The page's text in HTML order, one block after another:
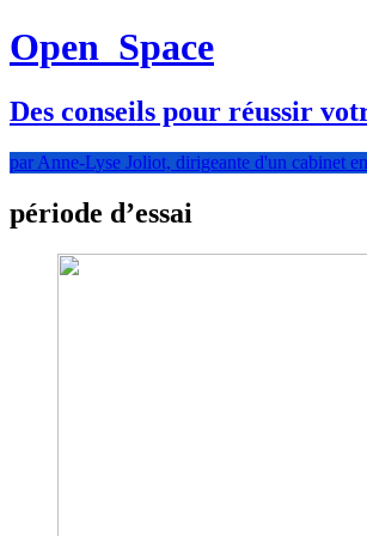
Open Space
Des conseils pour réussir
par Anne-Lyse Joliot, dirigeante d'un cabinet
période d’essai